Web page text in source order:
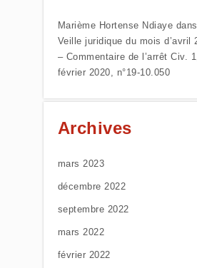
Marième Hortense Ndiaye dans
Veille juridique du mois d’avril
– Commentaire de l’arrêt Civ.
février 2020, n°19-10.050
Archives
mars 2023
décembre 2022
septembre 2022
mars 2022
février 2022